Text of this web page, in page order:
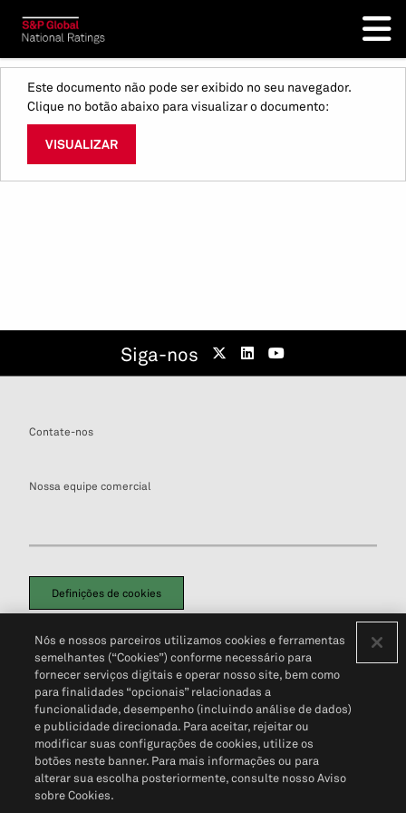
Este documento não pode ser exibido no seu navegador.
Clique no botão abaixo para visualizar o documento:
VISUALIZAR
Siga-nos
Contate-nos
Nossa equipe comercial
Definições de cookies
Política de PrivacidadePortal de privacidade do cliente (em inglês)
Não Venda Minhas Informações Pessoais© 2026 S&P Global
Nós e nossos parceiros utilizamos cookies e ferramentas
semelhantes (“Cookies”) conforme necessário para
fornecer serviços digitais e operar nosso site, bem como
para finalidades “opcionais” relacionadas a
funcionalidade, desempenho (incluindo análise de dados)
e publicidade direcionada. Para aceitar, rejeitar ou
modificar suas configurações de cookies, utilize os
botões neste banner. Para mais informações ou para
alterar sua escolha posteriormente, consulte nosso Aviso
sobre Cookies.